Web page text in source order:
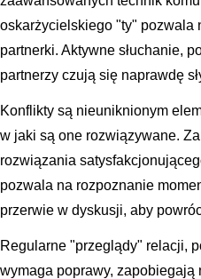
oskarżycielskiego "ty" pozwala
partnerki. Aktywne słuchanie,
partnerzy czują się naprawdę
Konflikty są nieuniknionym
w jaki są one rozwiązywane.
rozwiązania
pozwala na rozpoznanie
przerwie w dyskusji, aby
Regularne "przeglądy" relacji,
wymaga poprawy, zapobiegają